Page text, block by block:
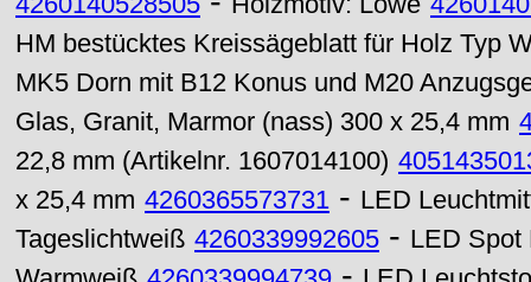
HM bestücktes Kreissägeblatt für Holz Typ
MK5 Dorn mit B12 Konus und M20
Glas, Granit, Marmor (nass) 300 x 25,4 mm
22,8 mm (Artikelnr. 1607014100)
x 25,4 mm 4260365573731 - LED
Tageslichtweiß 4260339992605 - LED Spot